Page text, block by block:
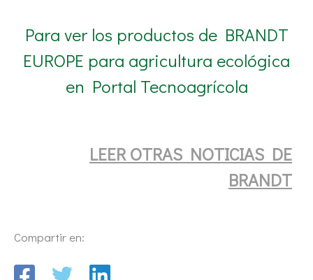
Para ver los productos de BRANDT
EUROPE para agricultura ecológica
en Portal Tecnoagrícola
LEER OTRAS NOTICIAS DE
BRANDT
Compartir en: